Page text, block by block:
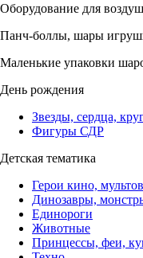
Оборудование для
Панч-боллы, шары
Маленькие упаковки
День рождения
Звезды, сердца,
Фигуры СДР
Детская тематика
Герои кино,
Динозавры,
Единороги
Животные
Принцессы, феи,